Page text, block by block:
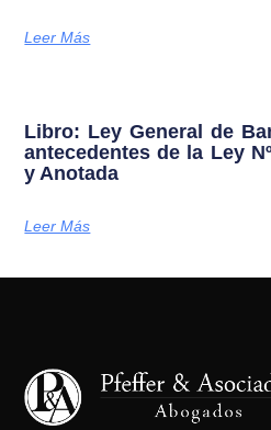
Leer Más
Libro: Ley General de
antecedentes de la Ley
y Anotada
Leer Más